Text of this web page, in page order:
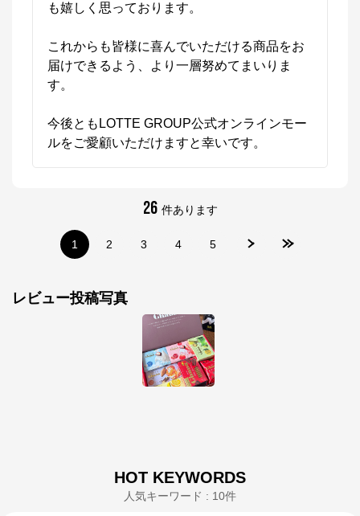
も嬉しく思っております。
これからも皆様に喜んでいただける商品をお
届けできるよう、より一層努めてまいりま
す。
今後ともLOTTE GROUP公式オンラインモー
ルをご愛顧いただけますと幸いです。
26 件あります
1 2 3 4 5
レビュー投稿写真
HOT KEYWORDS
人気キーワード : 10件